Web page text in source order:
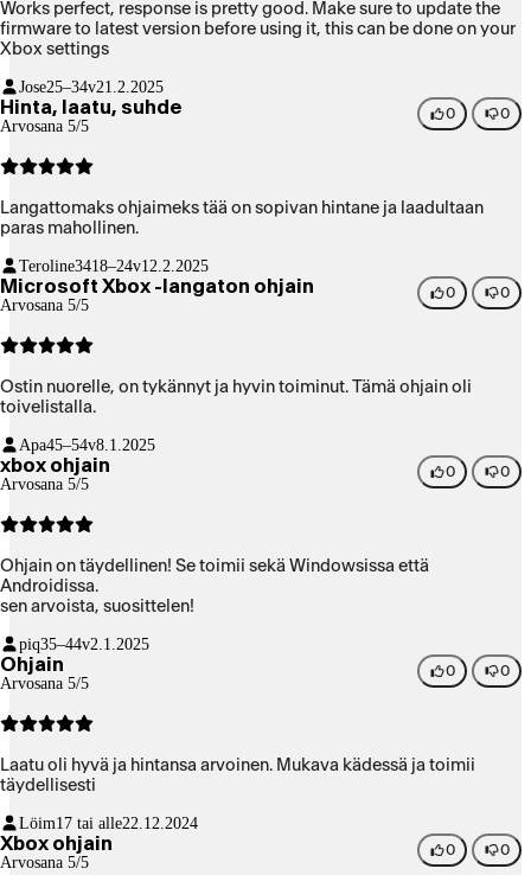
Works perfect, response is pretty good. Make sure to update the
firmware to latest version before using it, this can be done on your
Xbox settings
Jose25–34v21.2.2025
Hinta, laatu, suhde
Arvosana 5/5
0 0
Langattomaks ohjaimeks tää on sopivan hintane ja laadultaan
paras mahollinen.
Teroline3418–24v12.2.2025
Microsoft Xbox -langaton ohjain
Arvosana 5/5
0 0
Ostin nuorelle, on tykännyt ja hyvin toiminut. Tämä ohjain oli
toivelistalla.
Apa45–54v8.1.2025
xbox ohjain
Arvosana 5/5
0 0
Ohjain on täydellinen! Se toimii sekä Windowsissa että
Androidissa.
sen arvoista, suosittelen!
piq35–44v2.1.2025
Ohjain
Arvosana 5/5
0 0
Laatu oli hyvä ja hintansa arvoinen. Mukava kädessä ja toimii
täydellisesti
Löim17 tai alle22.12.2024
Xbox ohjain
Arvosana 5/5
0 0